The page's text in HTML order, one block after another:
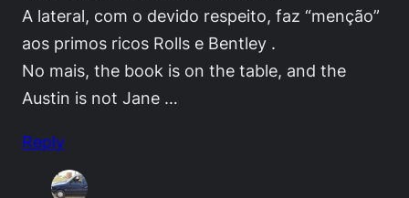
A lateral, com o devido respeito, faz “menção”
aos primos ricos Rolls e Bentley .
No mais, the book is on the table, and the
Austin is not Jane …
Reply